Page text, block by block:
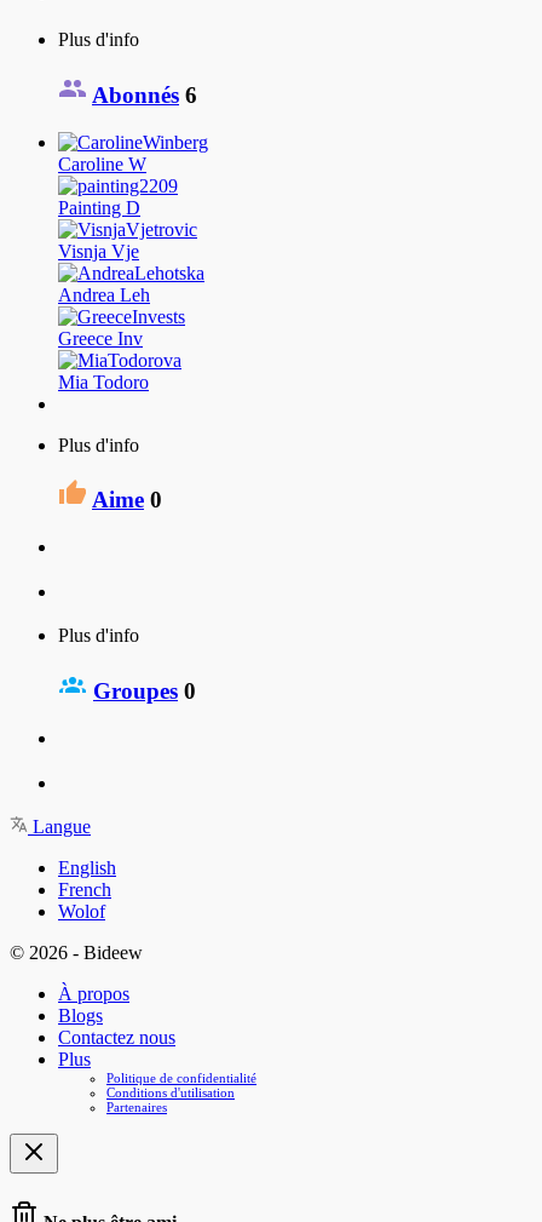
Plus d'info
Abonnés 6
Caroline W
Painting D
Visnja Vje
Andrea Leh
Greece Inv
Mia Todoro
Plus d'info
Aime 0
Plus d'info
Groupes 0
Langue
English
French
Wolof
© 2026 - Bideew
À propos
Blogs
Contactez nous
Plus
Politique de confidentialité
Conditions d'utilisation
Partenaires